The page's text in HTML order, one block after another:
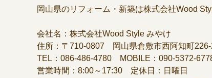
岡山県のリフォーム・新築は株式会社Wood
会社名：株式会社Wood Style みやけ
住所：〒710-0807 岡山県倉敷市西阿知町226-
TEL：086-486-4780 MOBILE：090-5372-
営業時間：8:00～17:30 定休日：日曜日